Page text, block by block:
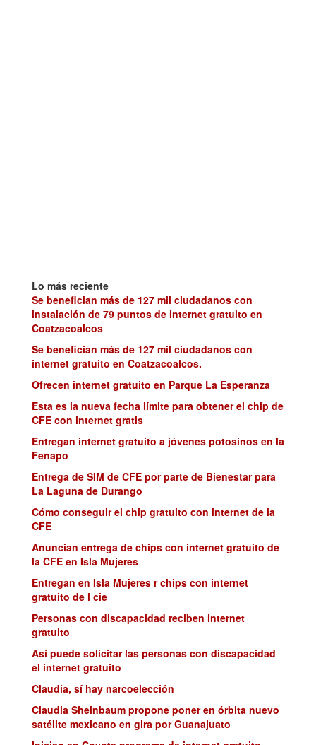
Lo más reciente
Se benefician más de 127 mil ciudadanos con
instalación de 79 puntos de internet gratuito en
Coatzacoalcos
Se benefician más de 127 mil ciudadanos con
internet gratuito en Coatzacoalcos.
Ofrecen internet gratuito en Parque La Esperanza
Esta es la nueva fecha límite para obtener el chip de
CFE con internet gratis
Entregan internet gratuito a jóvenes potosinos en la
Fenapo
Entrega de SIM de CFE por parte de Bienestar para
La Laguna de Durango
Cómo conseguir el chip gratuito con internet de la
CFE
Anuncian entrega de chips con internet gratuito de
la CFE en Isla Mujeres
Entregan en Isla Mujeres r chips con internet
gratuito de l cie
Personas con discapacidad reciben internet
gratuito
Así puede solicitar las personas con discapacidad
el internet gratuito
Claudia, sí hay narcoelección
Claudia Sheinbaum propone poner en órbita nuevo
satélite mexicano en gira por Guanajuato